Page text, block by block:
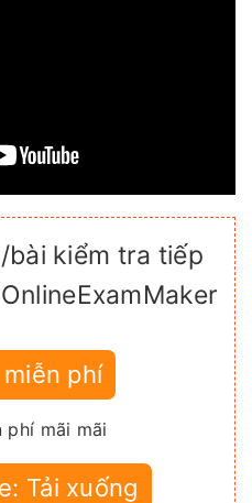
bài kiểm tra tiếp
phí
phí mãi mãi
Tải xuống